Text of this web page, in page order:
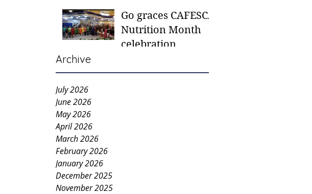
students in need -
Gaane
Go graces CAFESCA
Nutrition Month
celebration
Archive
July 2026
June 2026
May 2026
April 2026
March 2026
February 2026
January 2026
December 2025
November 2025